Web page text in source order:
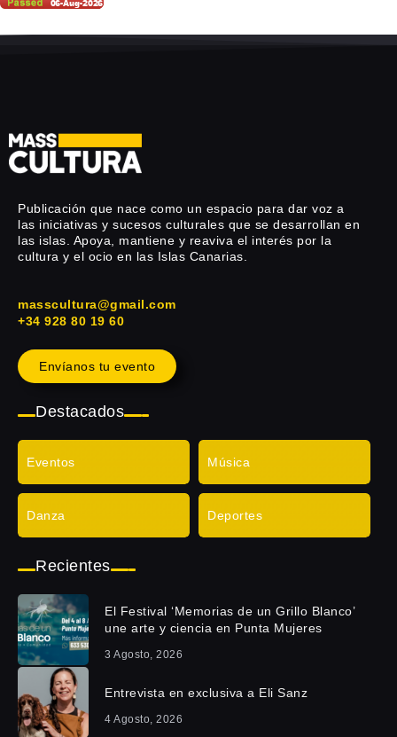
Publicación que nace como un espacio para dar voz a
las iniciativas y sucesos culturales que se desarrollan en
las islas. Apoya, mantiene y reaviva el interés por la
cultura y el ocio en las Islas Canarias.
masscultura@gmail.com
+34 928 80 19 60
Envíanos tu evento
Destacados
Eventos Música
Danza Deportes
Recientes
El Festival ‘Memorias de un Grillo Blanco’
une arte y ciencia en Punta Mujeres
3 Agosto, 2026
Entrevista en exclusiva a Eli Sanz
4 Agosto, 2026